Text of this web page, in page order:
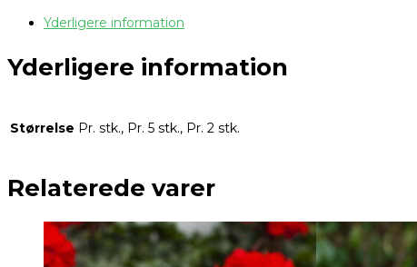
Yderligere information
Yderligere information
Størrelse Pr. stk., Pr. 5 stk., Pr. 2 stk.
Relaterede varer